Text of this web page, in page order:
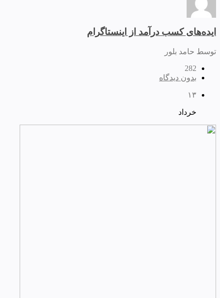
ایده‌های کسب درآمد از اینستاگرام
توسط حامد بلور
282
بدون دیدگاه
۱۳
خرداد